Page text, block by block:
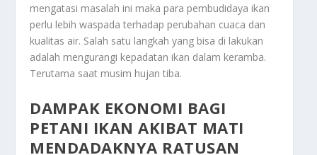
mengatasi masalah ini maka para pembudidaya ikan
perlu lebih waspada terhadap perubahan cuaca dan
kualitas air. Salah satu langkah yang bisa di lakukan
adalah mengurangi kepadatan ikan dalam keramba.
Terutama saat musim hujan tiba.
DAMPAK EKONOMI BAGI
PETANI IKAN AKIBAT MATI
MENDADAKNYA RATUSAN